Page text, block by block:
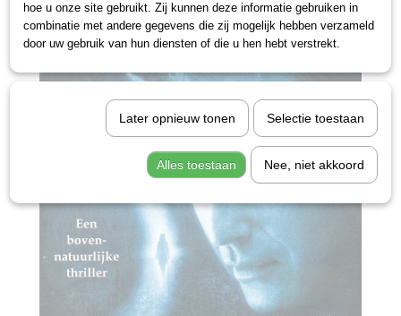
hoe u onze site gebruikt. Zij kunnen deze informatie gebruiken in
combinatie met andere gegevens die zij mogelijk hebben verzameld
door uw gebruik van hun diensten of die u hen hebt verstrekt.
Later opnieuw tonen Selectie toestaan
Alles toestaan Nee, niet akkoord